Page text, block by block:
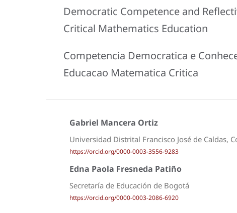
Democratic Competence and
Critical Mathematics Education
Competencia Democratica e
Educacao Matematica Critica
Gabriel Mancera Ortiz
Universidad Distrital Francisco José de Caldas,
https://orcid.org/0000-0003-3556-9283
Edna Paola Fresneda Patiño
Secretaría de Educación de Bogotá
https://orcid.org/0000-0003-2086-6920